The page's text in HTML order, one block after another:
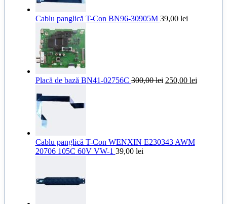
Cablu panglică T-Con BN96-30905M 39,00 lei
Placă de bază BN41-02756C300,00lei Prețul
250,00 leiPrețul
Cablu panglică T-Con WENXIN E230343 AWM
20706 105C 60V VW-1 39,00 lei